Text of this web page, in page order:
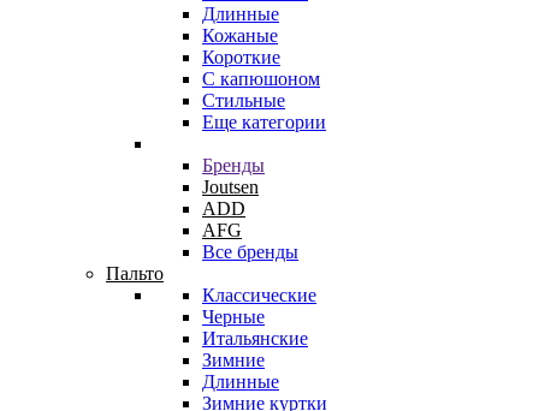
Длинные
Кожаные
Короткие
С капюшоном
Стильные
Еще категории
Бренды
Joutsen
ADD
AFG
Все бренды
Пальто
Классические
Черные
Итальянские
Зимние
Длинные
Зимние куртки